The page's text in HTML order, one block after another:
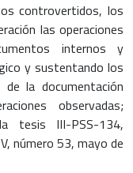
controvertidos, los
las operaciones
internos y
y sustentando los
la documentación
observadas;
tesis III-PSS-134,
número 53, mayo de